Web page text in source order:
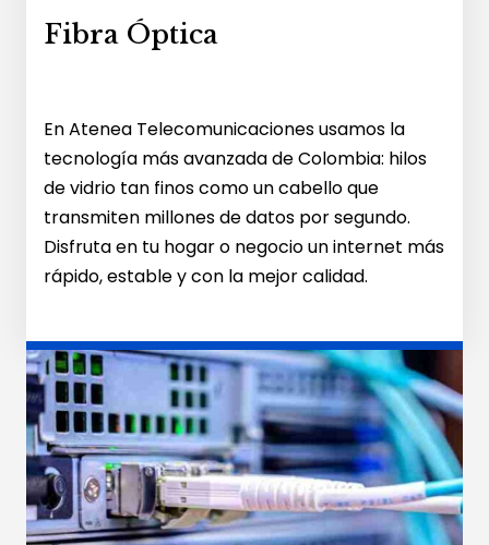
Fibra Óptica
En Atenea Telecomunicaciones usamos la
tecnología más avanzada de Colombia: hilos
de vidrio tan finos como un cabello que
transmiten millones de datos por segundo.
Disfruta en tu hogar o negocio un internet más
rápido, estable y con la mejor calidad.